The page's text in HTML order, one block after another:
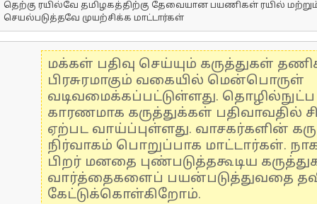
தெற்கு ரயில்வே தமிழகத்திற்கு தேவையான பயணிகள் ரயில்
செயல்படுத்தவே முயற்சிக்க மாட்டார்கள்
மக்கள் பதிவு செய்யும் கருத்துகள்
பிரசுரமாகும் வகையில் மென்பொருள்
வடிவமைக்கப்பட்டுள்ளது.
காரணமாக கருத்துக்கள் பதிவாவதில்
ஏற்பட வாய்ப்புள்ளது. வாசகர்களின்
நிர்வாகம் பொறுப்பாக மாட்டார்கள்.
பிறர் மனதை புண்படுத்தகூடிய
வார்த்தைகளைப் பயன்படுத்துவதை
கேட்டுக்கொள்கிறோம்.